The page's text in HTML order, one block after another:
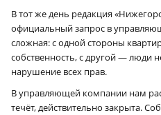
В тот же день редакция
официальный запрос в
сложная: с одной стороны
собственность, с другой — люди
нарушение всех прав.
В управляющей компании нам
течёт, действительно закрыта.